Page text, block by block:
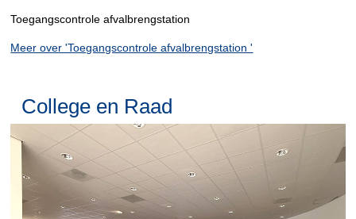
Toegangscontrole afvalbrengstation
Meer over 'Toegangscontrole afvalbrengstation '
College en Raad